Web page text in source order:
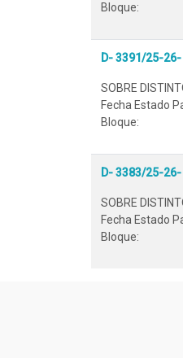
Bloque:
D- 3391/25-
SOBRE
Fecha Estado
Bloque:
D- 3383/25-
SOBRE
Fecha Estado
Bloque: